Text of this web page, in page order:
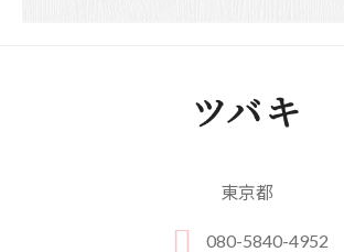
東京都
080-5840-4952